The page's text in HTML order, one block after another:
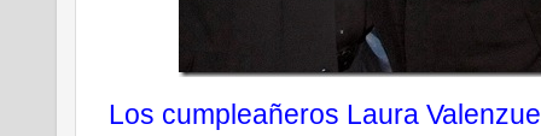
Los cumpleañeros Laura